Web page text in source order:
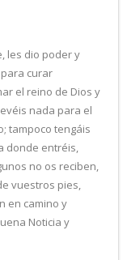
les dio poder y
curar
el reino de Dios y
nada para el
tampoco tengáis
donde entréis,
no os reciben,
vuestros pies,
en camino y
Noticia y